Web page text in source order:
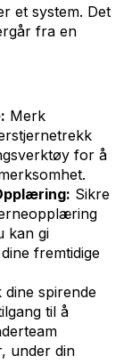
et system. Det
fra en
Merk
for å
Sikre
kan gi
fremtidige
dine spirende
til å
under din